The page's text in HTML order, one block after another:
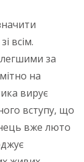
всім.
за
на
вирує
вступу, що
вже люто